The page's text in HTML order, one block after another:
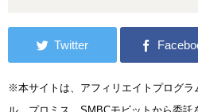
※本サイトは、アフィリエイトプログラ